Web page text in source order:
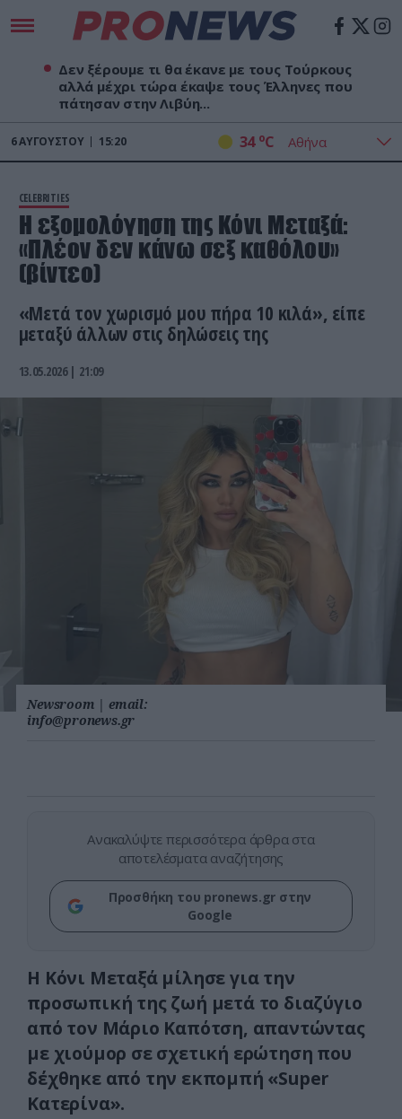
Δεν ξέρουμε τι θα έκανε με τους Τούρκους
αλλά μέχρι τώρα έκαψε τους Έλληνες που
πάτησαν στην Λιβύη...
6ΑΥΓΟΎΣΤΟΥ 15:20 34 oC
CELEBRITIES
Η εξομολόγηση της Κόνι Μεταξά:
«Πλέον δεν κάνω σεξ καθόλου»
(βίντεο)
«Μετά τον χωρισμό μου πήρα 10 κιλά», είπε
μεταξύ άλλων στις δηλώσεις της
13.05.2026 | 21:09
Newsroom | email:
info@pronews.gr
Ανακαλύψτε περισσότερα άρθρα στα
αποτελέσματα αναζήτησης
Προσθήκη του pronews.gr στην
Google
Η Κόνι Μεταξά μίλησε για την
προσωπική της ζωή μετά το διαζύγιο
από τον Μάριο Καπότση, απαντώντας
με χιούμορ σε σχετική ερώτηση που
δέχθηκε από την εκπομπή «Super
Κατερίνα».